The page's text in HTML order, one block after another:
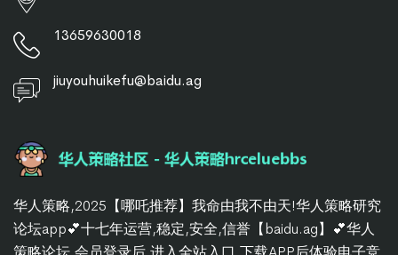
13659630018
jiuyouhuikefu@baidu.ag
华人策略,2025【哪吒推荐】我命由我不由天!华人策略研究
论坛app💕十七年运营,稳定,安全,信誉【baidu.ag】💕华人